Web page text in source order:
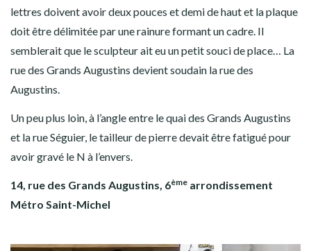
lettres doivent avoir deux pouces et demi de haut et la plaque
doit être délimitée par une rainure formant un cadre. Il
semblerait que le sculpteur ait eu un petit souci de place… La
rue des Grands Augustins devient soudain la rue des
Augustins.
Un peu plus loin, à l’angle entre le quai des Grands Augustins
et la rue Séguier, le tailleur de pierre devait être fatigué pour
avoir gravé le N à l’envers.
14, rue des Grands Augustins, 6ème arrondissement
Métro Saint-Michel